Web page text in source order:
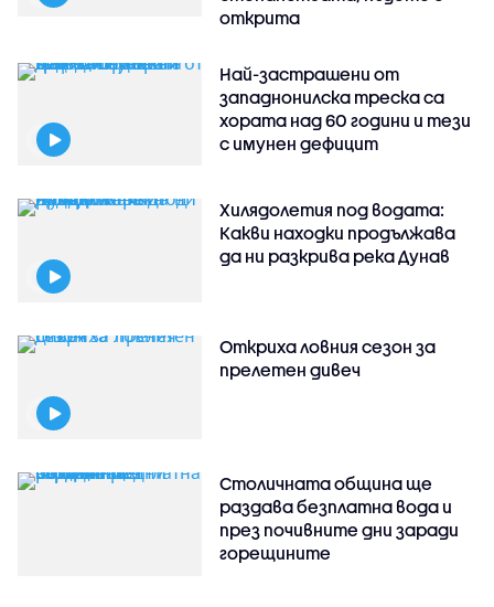
открита
Най-застрашени от
западнонилска треска са
хората над 60 години и тези
с имунен дефицит
Хилядолетия под водата:
Какви находки продължава
да ни разкрива река Дунав
Откриха ловния сезон за
прелетен дивеч
Столичната община ще
раздава безплатна вода и
през почивните дни заради
горещините